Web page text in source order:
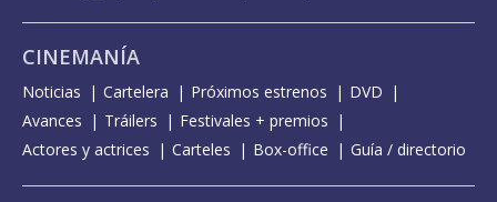
CINEMANÍA
Noticias Cartelera Próximos estrenos
DVD
Avances
Tráilers
Festivales + premios
Actores y actrices
Carteles Box-office Guía / directorio